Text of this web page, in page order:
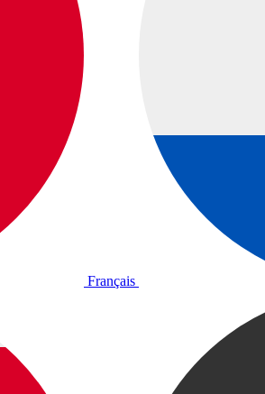
Français